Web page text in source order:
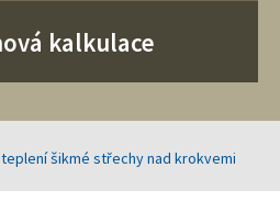
kalkulace
šikmé střechy nad krokvemi